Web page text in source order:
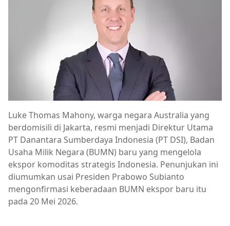
Luke Thomas Mahony, warga negara Australia yang
berdomisili di Jakarta, resmi menjadi Direktur Utama
PT Danantara Sumberdaya Indonesia (PT DSI), Badan
Usaha Milik Negara (BUMN) baru yang mengelola
ekspor komoditas strategis Indonesia. Penunjukan ini
diumumkan usai Presiden Prabowo Subianto
mengonfirmasi keberadaan BUMN ekspor baru itu
pada 20 Mei 2026.